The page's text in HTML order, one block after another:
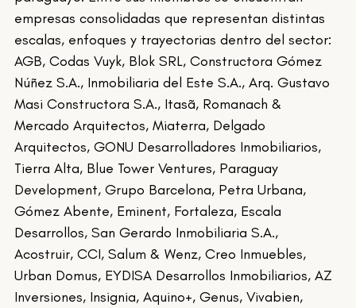
empresas consolidadas que representan distintas
escalas, enfoques y trayectorias dentro del sector:
AGB, Codas Vuyk, Blok SRL, Constructora Gómez
Núñez S.A., Inmobiliaria del Este S.A., Arq. Gustavo
Masi Constructora S.A., Itasã, Romanach &
Mercado Arquitectos, Miaterra, Delgado
Arquitectos, GONU Desarrolladores Inmobiliarios,
Tierra Alta, Blue Tower Ventures, Paraguay
Development, Grupo Barcelona, Petra Urbana,
Gómez Abente, Eminent, Fortaleza, Escala
Desarrollos, San Gerardo Inmobiliaria S.A.,
Acostruir, CCI, Salum & Wenz, Creo Inmuebles,
Urban Domus, EYDISA Desarrollos Inmobiliarios, AZ
Inversiones, Insignia, Aquino+, Genus, Vivabien,